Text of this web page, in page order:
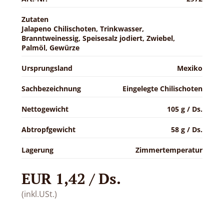
Zutaten
Jalapeno Chilischoten, Trinkwasser,
Branntweinessig, Speisesalz jodiert, Zwiebel,
Palmöl, Gewürze
Ursprungsland Mexiko
Sachbezeichnung Eingelegte Chilischoten
Nettogewicht 105 g / Ds.
Abtropfgewicht 58 g / Ds.
Lagerung Zimmertemperatur
EUR 1,42 / Ds.
(inkl.USt.)